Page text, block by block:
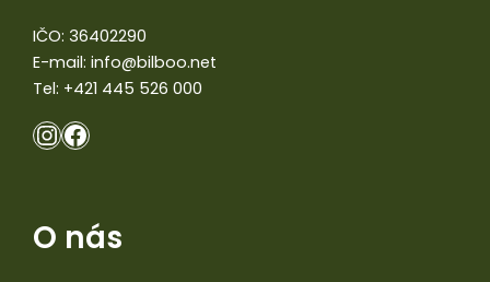
IČO: 36402290
E-mail: info@bilboo.net
Tel: +421 445 526 000
O nás